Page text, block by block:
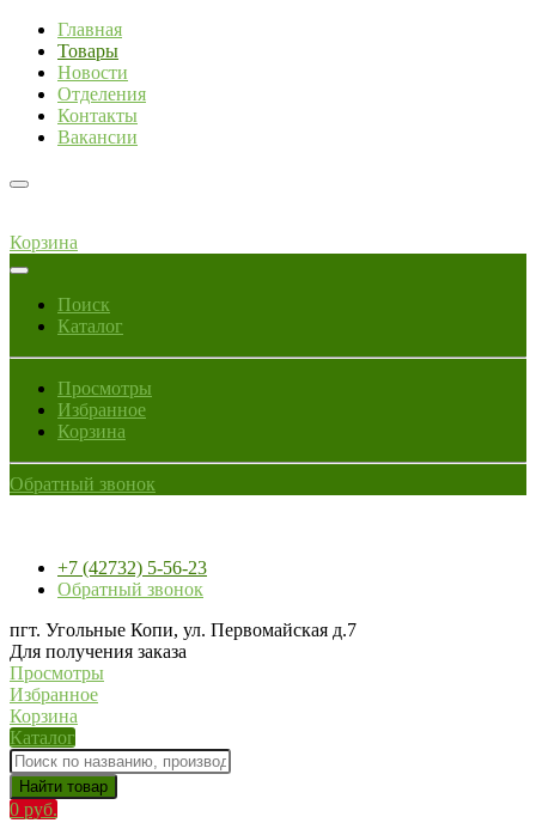
Главная
Товары
Новости
Отделения
Контакты
Вакансии
Корзина
Поиск
Каталог
Просмотры
Избранное
Корзина
Обратный звонок
+7 (42732) 5-56-23
Обратный звонок
пгт. Угольные Копи, ул. Первомайская д.7
Для получения заказа
Просмотры
Избранное
Корзина
Каталог
Найти товар
0 руб.